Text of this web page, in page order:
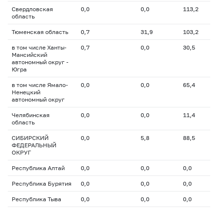
Свердловская
область
0,0 0,0 113,2
Тюменская область 0,7 31,9 103,2
в том числе Ханты-
Мансийский
автономный округ -
Югра
0,7 0,0 30,5
в том числе Ямало-
Ненецкий
автономный округ
0,0 0,0 65,4
Челябинская
область
0,0 0,0 11,4
СИБИРСКИЙ
ФЕДЕРАЛЬНЫЙ
ОКРУГ
0,0 5,8 88,5
Республика Алтай 0,0 0,0 0,0
Республика Бурятия 0,0 0,0 0,0
Республика Тыва 0,0 0,0 0,0